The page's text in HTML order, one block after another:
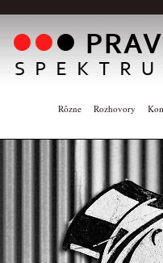
Rôzne Rozhovory